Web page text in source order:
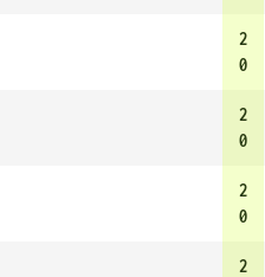
2
0
2
0
2
0
2